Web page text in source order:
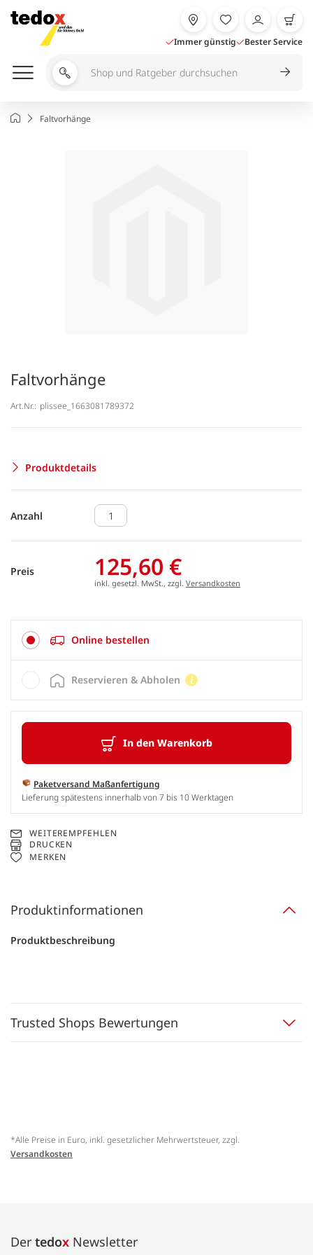
Inhalt
springen
Immer günstig Bester Service
Shop
durchsuchen
StartseiteFaltvorhänge
Faltvorhänge
Art.Nr.: plissee_1663081789372
Produktdetails
Anzahl
Preis 125,60 €
inkl. gesetzl. MwSt., zzgl. Versandkosten
Online bestellen
In den Warenkorb
Paketversand Maßanfertigung
Lieferung spätestens innerhalb von 7 bis 10 Werktagen
Reservieren & Abholen
WEITEREMPFEHLEN
DRUCKEN
MERKEN
Produktinformationen
Produktbeschreibung
Trusted Shops Bewertungen
*Alle Preise in Euro, inkl. gesetzlicher Mehrwertsteuer, zzgl.
Versandkosten
Der tedox Newsletter